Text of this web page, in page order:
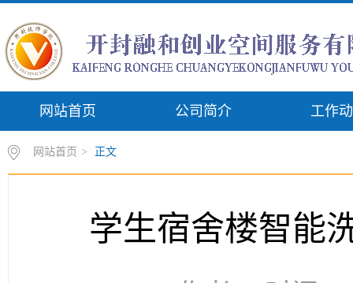
网站首页 公司简介 工作
网站首页 > 正文
学生宿舍楼智能